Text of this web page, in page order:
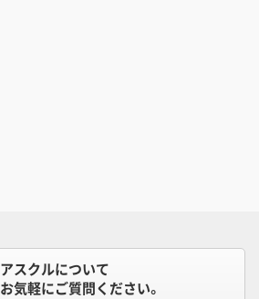
アスクルについて
お気軽にご質問ください。